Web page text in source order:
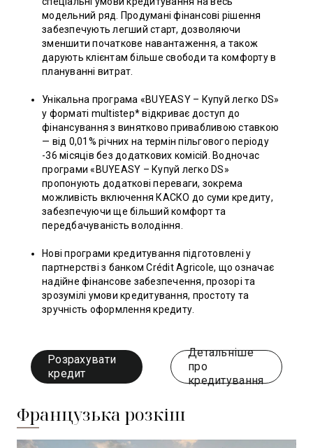
модельний ряд. Продумані фінансові рішення
забезпечують легший старт, дозволяючи
зменшити початкове навантаження, а також
дарують клієнтам більше свободи та комфорту в
плануванні витрат.
Унікальна програма «BUYEASY – Купуй легко DS»
у форматі multistep* відкриває доступ до
фінансування з винятково привабливою ставкою
— від 0,01% річних на термін пільгового періоду
-36 місяців без додаткових комісій. Водночас
програми «BUYEASY – Купуй легко DS»
пропонують додаткові переваги, зокрема
можливість включення КАСКО до суми кредиту,
забезпечуючи ще більший комфорт та
передбачуваність володіння.
Нові програми кредитування підготовлені у
партнерстві з банком Crédit Agricole, що означає
надійне фінансове забезпечення, прозорі та
зрозумілі умови кредитування, простоту та
зручність оформлення кредиту.
Розрахувати
кредит
Детальніше
про
кредитування
Французька розкіш